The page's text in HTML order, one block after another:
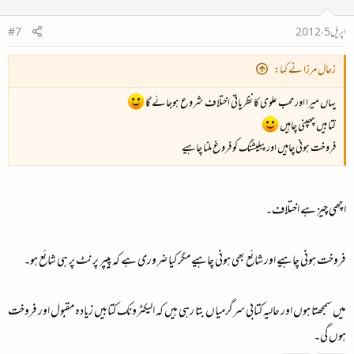
اپریل 5، 2012
#7
زحال مرزا نے کہا:
یہاں میرا اور محب علوی کا نظریاتی اختلاف شروع ہوجائے گا
کتابیں چھپنی چاہیں
فروخت ہونی چاہیں اور پبلیشنگ کو فروغ ملنا چاہیے
اچھی چیز ہے اختلاف۔
فروخت ہونی چاہیے اور شائع بھی ہونی چاہیے مگر کیا ضروری ہے کہ پیپر پرنٹ پر ہی شائع ہو۔
میں سمجھتا ہوں اور حالیہ کتابی سرگرمیاں بتا رہی ہیں کہ الیکٹرونک کتابیں زیادہ مقبول اور فروخت
ہوں گی۔